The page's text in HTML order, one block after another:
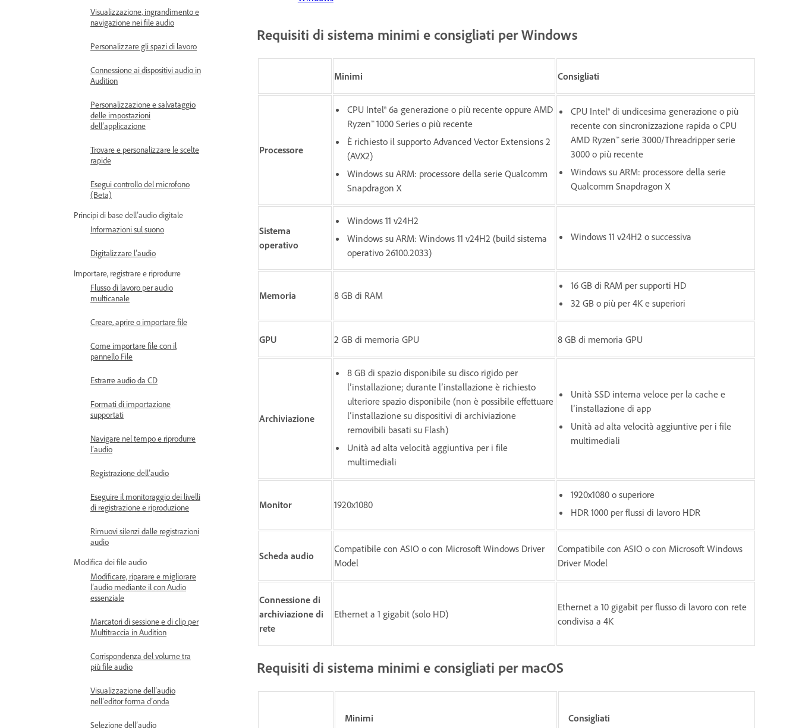
Visualizzazione, ingrandimento e
navigazione nei file audio
Personalizzare gli spazi di lavoro
Connessione ai dispositivi audio in
Audition
Personalizzazione e salvataggio
delle impostazioni
dell’applicazione
Trovare e personalizzare le scelte
rapide
Esegui controllo del microfono
(Beta)
Principi di base dell’audio digitale
Informazioni sul suono
Digitalizzare l’audio
Importare, registrare e riprodurre
Flusso di lavoro per audio
multicanale
Creare, aprire o importare file
Come importare file con il
pannello File
Estrarre audio da CD
Formati di importazione
supportati
Navigare nel tempo e riprodurre
l’audio
Registrazione dell’audio
Eseguire il monitoraggio dei livelli
di registrazione e riproduzione
Rimuovi silenzi dalle registrazioni
audio
Modifica dei file audio
Modificare, riparare e migliorare
l’audio mediante il con Audio
essenziale
Marcatori di sessione e di clip per
Multitraccia in Audition
Corrispondenza del volume tra
più file audio
Visualizzazione dell’audio
nell’editor forma d’onda
Selezione dell’audio
Requisiti di sistema minimi e consigliati per Windows
Minimi Consigliati
Processore
CPU Intel® 6a generazione o più recente oppure AMD
Ryzen™ 1000 Series o più recente
È richiesto il supporto Advanced Vector Extensions 2
(AVX2)
Windows su ARM: processore della serie Qualcomm
Snapdragon X
CPU Intel® di undicesima generazione o più
recente con sincronizzazione rapida o CPU
AMD Ryzen™ serie 3000/Threadripper serie
3000 o più recente
Windows su ARM: processore della serie
Qualcomm Snapdragon X
Sistema
operativo
Windows 11 v24H2
Windows su ARM: Windows 11 v24H2 (build sistema
operativo 26100.2033)
Windows 11 v24H2 o successiva
Memoria 8 GB di RAM
16 GB di RAM per supporti HD
32 GB o più per 4K e superiori
GPU 2 GB di memoria GPU 8 GB di memoria GPU
Archiviazione
8 GB di spazio disponibile su disco rigido per
l’installazione; durante l’installazione è richiesto
ulteriore spazio disponibile (non è possibile effettuare
l’installazione su dispositivi di archiviazione
removibili basati su Flash)
Unità ad alta velocità aggiuntiva per i file
multimediali
Unità SSD interna veloce per la cache e
l’installazione di app
Unità ad alta velocità aggiuntive per i file
multimediali
Monitor 1920x1080
1920x1080 o superiore
HDR 1000 per flussi di lavoro HDR
Scheda audio
Compatibile con ASIO o con Microsoft Windows Driver
Model
Compatibile con ASIO o con Microsoft Windows
Driver Model
Connessione di
archiviazione di
rete
Ethernet a 1 gigabit (solo HD)
Ethernet a 10 gigabit per flusso di lavoro con rete
condivisa a 4K
Requisiti di sistema minimi e consigliati per macOS
Minimi Consigliati